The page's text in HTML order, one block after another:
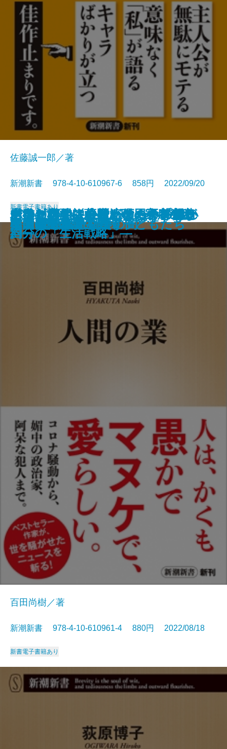
水道を救え―AIベンチャー「フラ
クタ」の挑戦―
コスパで考える学歴攻略法
プリズン・ドクター
バカと無知―人間、この不都合な
生きもの―
ドーパミン中毒
その対応では会社が傾く―プロが
教える危機管理教室―
山奥ビジネス―一流の田舎を創造
する―
ドキュメント小説 ケーキの切れ
ない非行少年たちのカルテ
芸能界誕生
あなたの小説にはたくらみがない
―超実践的創作講座―
佐藤誠一郎／著
新潮新書 978-4-10-610967-6 858円 2022/09/20
新書電子書籍あり
人間の業
百田尚樹／著
新潮新書 978-4-10-610961-4 880円 2022/08/18
新書電子書籍あり
老後の心配はおやめなさい―親と
自分の「生活戦略」―
人生はそれでも続く
秀吉を討て―薩摩・明・家康の密
約―
スマホで薬物を買う子どもたち
韓国 超ネット社会の闇
ストレス脳
松田聖子の誕生
韓国民主政治の自壊
桑田佳祐論